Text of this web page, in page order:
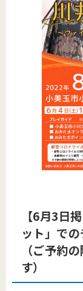
【6月3日
ット」で
（ご予約
す）